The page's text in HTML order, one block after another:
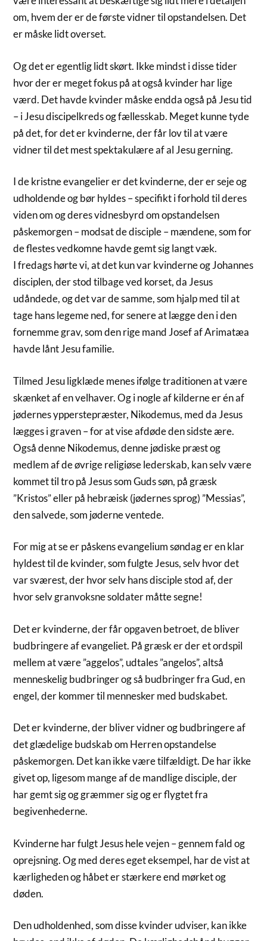
om, hvem der er de første vidner til opstandelsen. Det
er måske lidt overset.
Og det er egentlig lidt skørt. Ikke mindst i disse tider
hvor der er meget fokus på at også kvinder har lige
værd. Det havde kvinder måske endda også på Jesu tid
– i Jesu discipelkreds og fællesskab. Meget kunne tyde
på det, for det er kvinderne, der får lov til at være
vidner til det mest spektakulære af al Jesu gerning.
I de kristne evangelier er det kvinderne, der er seje og
udholdende og bør hyldes – specifikt i forhold til deres
viden om og deres vidnesbyrd om opstandelsen
påskemorgen – modsat de disciple – mændene, som for
de flestes vedkomne havde gemt sig langt væk.
I fredags hørte vi, at det kun var kvinderne og Johannes
disciplen, der stod tilbage ved korset, da Jesus
udåndede, og det var de samme, som hjalp med til at
tage hans legeme ned, for senere at lægge den i den
fornemme grav, som den rige mand Josef af Arimatæa
havde lånt Jesu familie.
Tilmed Jesu ligklæde menes ifølge traditionen at være
skænket af en velhaver. Og i nogle af kilderne er én af
jødernes ypperstepræster, Nikodemus, med da Jesus
lægges i graven – for at vise afdøde den sidste ære.
Også denne Nikodemus, denne jødiske præst og
medlem af de øvrige religiøse lederskab, kan selv være
kommet til tro på Jesus som Guds søn, på græsk
”Kristos” eller på hebræisk (jødernes sprog) ”Messias”,
den salvede, som jøderne ventede.
For mig at se er påskens evangelium søndag er en klar
hyldest til de kvinder, som fulgte Jesus, selv hvor det
var sværest, der hvor selv hans disciple stod af, der
hvor selv granvoksne soldater måtte segne!
Det er kvinderne, der får opgaven betroet, de bliver
budbringere af evangeliet. På græsk er der et ordspil
mellem at være ”aggelos”, udtales ”angelos”, altså
menneskelig budbringer og så budbringer fra Gud, en
engel, der kommer til mennesker med budskabet.
Det er kvinderne, der bliver vidner og budbringere af
det glædelige budskab om Herren opstandelse
påskemorgen. Det kan ikke være tilfældigt. De har ikke
givet op, ligesom mange af de mandlige disciple, der
har gemt sig og græmmer sig og er flygtet fra
begivenhederne.
Kvinderne har fulgt Jesus hele vejen – gennem fald og
oprejsning. Og med deres eget eksempel, har de vist at
kærligheden og håbet er stærkere end mørket og
døden.
Den udholdenhed, som disse kvinder udviser, kan ikke